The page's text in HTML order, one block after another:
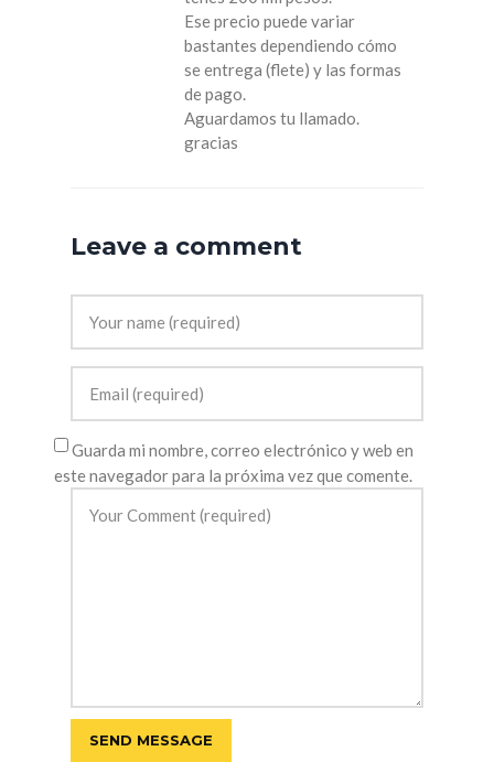
Ese precio puede variar
bastantes dependiendo cómo
se entrega (flete) y las formas
de pago.
Aguardamos tu llamado.
gracias
Leave a comment
Guarda mi nombre, correo electrónico y web en
este navegador para la próxima vez que comente.